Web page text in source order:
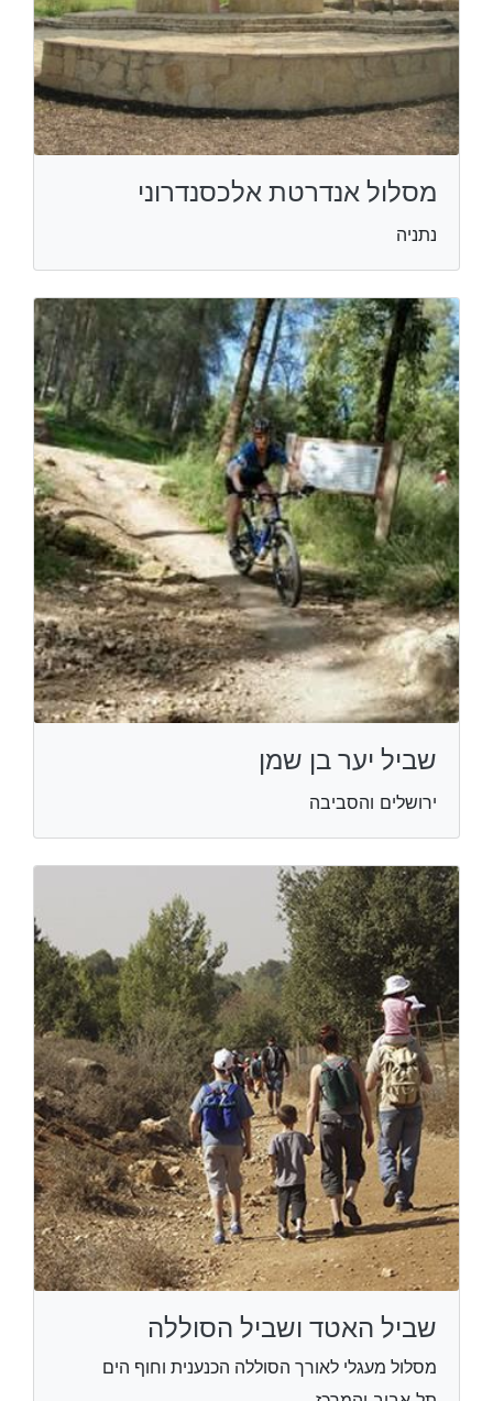
מסלול אנדרטת אלכסנדרוני
נתניה
שביל יער בן שמן
ירושלים והסביבה
שביל האטד ושביל הסוללה
מסלול מעגלי לאורך הסוללה הכנענית וחוף הים